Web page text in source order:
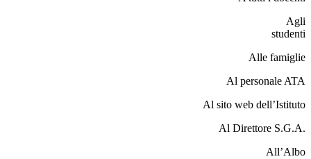
Agli
studenti
Alle famiglie
Al personale ATA
Al sito web dell’Istituto
Al Direttore S.G.A.
All’Albo